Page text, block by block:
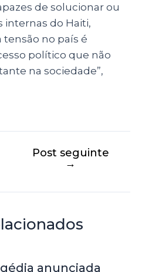
de solucionar ou
internas do Haiti,
tensão no país é
político que não
na sociedade”,
Post seguinte
→
anunciada